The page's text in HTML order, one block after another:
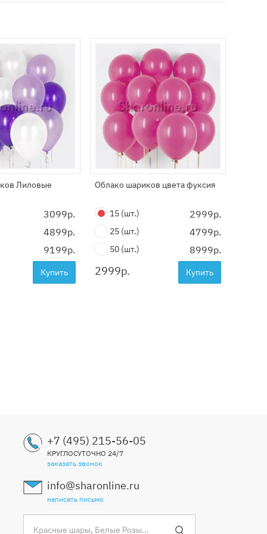
Лиловые
3099р.
4899р.
9199р.
Купить
Облако шариков цвета фуксия
15 (шт.) 2999р.
25 (шт.) 4799р.
50 (шт.) 8999р.
2999р. Купить
+7 (495) 215-56-05
КРУГЛОСУТОЧНО 24/7
заказать звонок
info@sharonline.ru
написать письмо